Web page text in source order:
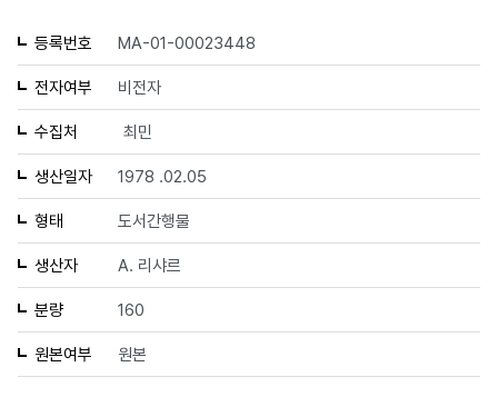
등록번호 MA-01-00023448
전자여부 비전자
수집처 최민
생산일자 1978 .02.05
형태 도서간행물
생산자 A. 리샤르
분량 160
원본여부 원본